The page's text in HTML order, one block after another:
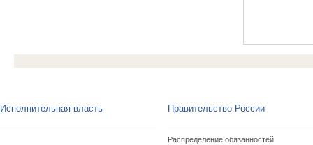
Исполнительная власть Правительство России
Распределение обязанностей